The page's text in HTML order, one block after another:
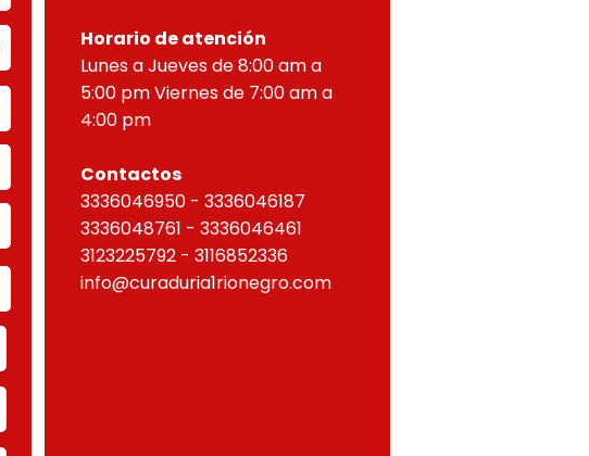
Horario de atención
Lunes a Jueves de 8:00 am a
5:00 pm Viernes de 7:00 am a
4:00 pm
Contactos
3336046950 - 3336046187
3336048761 - 3336046461
3123225792 - 3116852336
info@curaduria1rionegro.com